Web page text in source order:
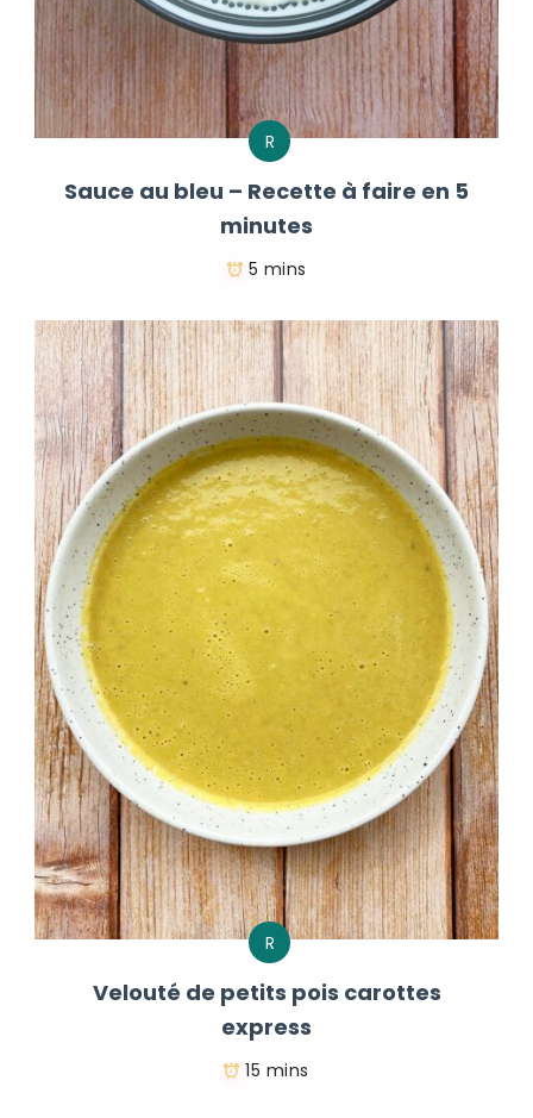
R
Sauce au bleu – Recette à faire en 5
minutes
5 mins
R
Velouté de petits pois carottes
express
15 mins